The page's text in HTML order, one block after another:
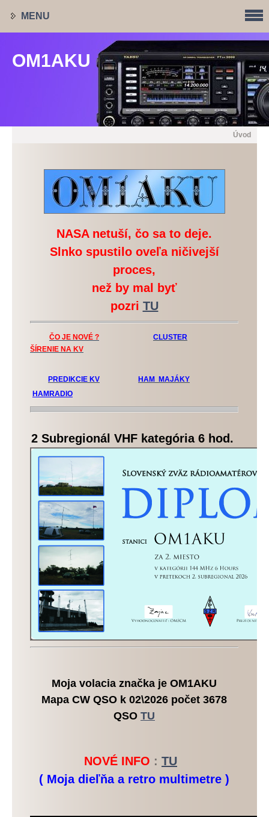
OM1AKU
OM1AKU
Úvod
NASA netuší, čo sa to deje.
Slnko spustilo oveľa ničivejší
proces,
než by mal byť
pozri TU
ČO JE NOVÉ ?
CLUSTER
ŠÍRENIE NA KV
PREDIKCIE KV
HAM MAJÁKY
HAMRADIO
2 Subregionál VHF kategória 6 hod.
Moja volacia značka je OM1AKU
Mapa CW QSO k 02\2026 počet 3678
QSO TU
NOVÉ INFO : TU
( Moja dieľňa a retro multimetre )
MENU